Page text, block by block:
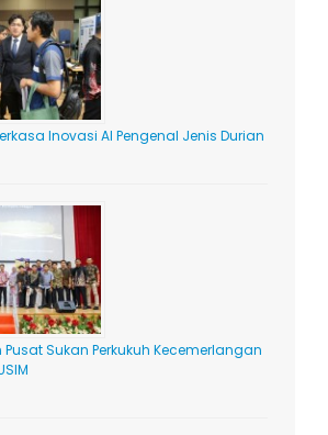
Inovasi AI Pengenal Jenis Durian
Pusat Sukan Perkukuh Kecemerlangan